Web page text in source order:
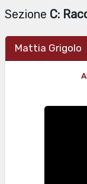
Sezione C:
Mattia Grigolo